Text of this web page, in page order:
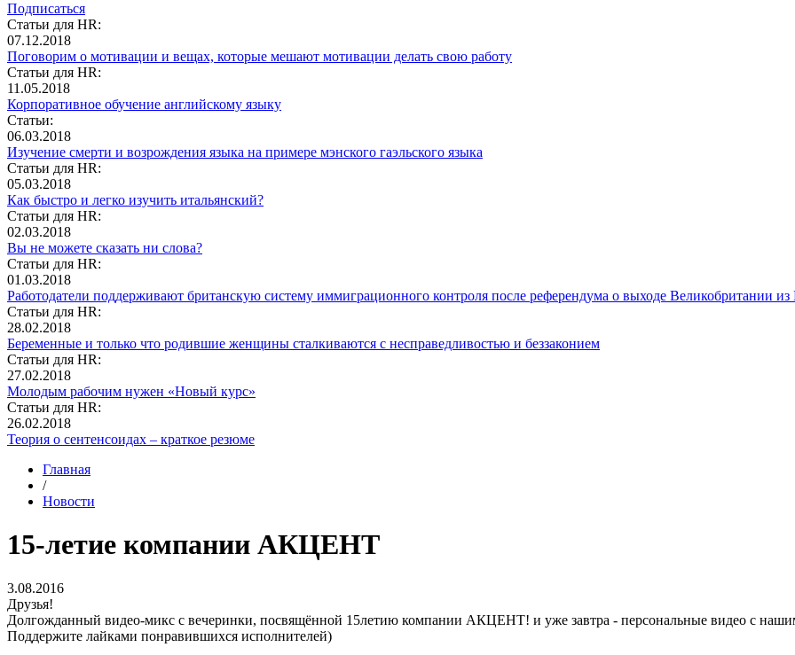
Подписаться
Статьи для HR:
07.12.2018
Поговорим о мотивации и вещах, которые мешают мотивации делать свою работу
Статьи для HR:
11.05.2018
Корпоративное обучение английскому языку
Статьи:
06.03.2018
Изучение смерти и возрождения языка на примере мэнского гаэльского языка
Статьи для HR:
05.03.2018
Как быстро и легко изучить итальянский?
Статьи для HR:
02.03.2018
Вы не можете сказать ни слова?
Статьи для HR:
01.03.2018
Работодатели поддерживают британскую систему иммиграционного контроля после референдума о выходе Великобритании
Статьи для HR:
28.02.2018
Беременные и только что родившие женщины сталкиваются с несправедливостью и беззаконием
Статьи для HR:
27.02.2018
Молодым рабочим нужен «Новый курс»
Статьи для HR:
26.02.2018
Теория о сентенсоидах – краткое резюме
Главная
/
Новости
15-летие компании АКЦЕНТ
3.08.2016
Друзья!
Долгожданный видео-микс с вечеринки, посвящённой 15летию компании АКЦЕНТ! и уже завтра - персональные видео с
Поддержите лайками понравившихся исполнителей)